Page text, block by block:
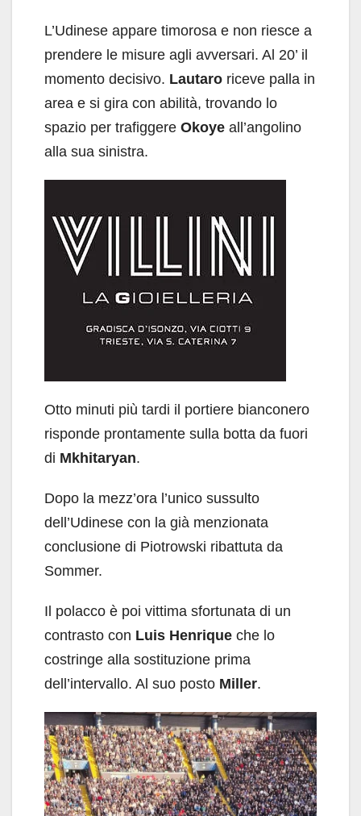
L’Udinese appare timorosa e non riesce a
prendere le misure agli avversari. Al 20’ il
momento decisivo. Lautaro riceve palla in
area e si gira con abilità, trovando lo
spazio per trafiggere Okoye all’angolino
alla sua sinistra.
Otto minuti più tardi il portiere bianconero
risponde prontamente sulla botta da fuori
di Mkhitaryan.
Dopo la mezz’ora l’unico sussulto
dell’Udinese con la già menzionata
conclusione di Piotrowski ribattuta da
Sommer.
Il polacco è poi vittima sfortunata di un
contrasto con Luis Henrique che lo
costringe alla sostituzione prima
dell’intervallo. Al suo posto Miller.